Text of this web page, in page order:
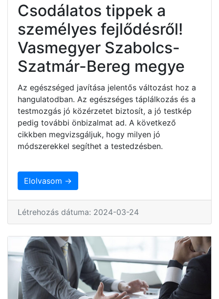
Csodálatos tippek a
személyes fejlődésről!
Vasmegyer Szabolcs-
Szatmár-Bereg megye
Az egészséged javítása jelentős változást hoz a
hangulatodban. Az egészséges táplálkozás és a
testmozgás jó közérzetet biztosít, a jó testkép
pedig további önbizalmat ad. A következő
cikkben megvizsgáljuk, hogy milyen jó
módszerekkel segíthet a testedzésben.
Elolvasom →
Létrehozás dátuma: 2024-03-24